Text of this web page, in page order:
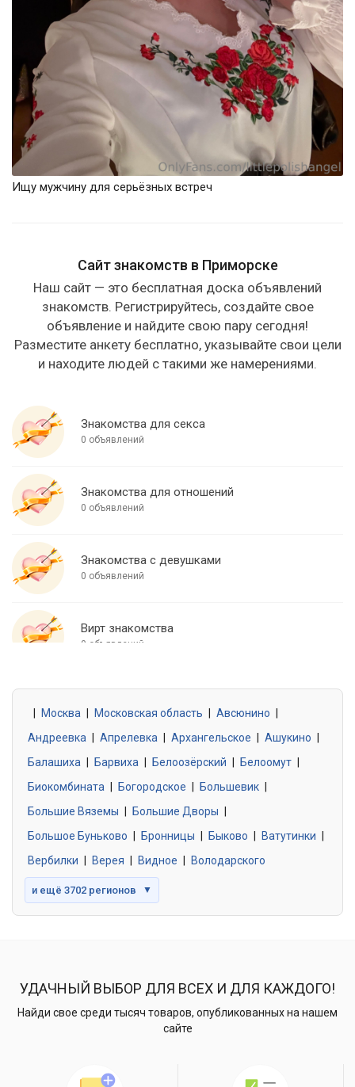
Ищу мужчину для серьёзных встреч
Сайт знакомств в Приморске
Наш сайт — это бесплатная доска объявлений
знакомств. Регистрируйтесь, создайте свое
объявление и найдите свою пару сегодня!
Разместите анкету бесплатно, указывайте свои цели
и находите людей с такими же намерениями.
Знакомства для секса
0 объявлений
Знакомства для отношений
0 объявлений
Знакомства с девушками
0 объявлений
Вирт знакомства
0 объявлений
0 объявлений
Знакомства без обязательств
0 объявлений
Москва Московская область Авсюнино
Андреевка
Апрелевка Архангельское Ашукино
Балашиха
Барвиха Белоозёрский Белоомут
Биокомбината
Богородское Большевик
Большие Вяземы
Большие Дворы
Большое Буньково
Бронницы Быково Ватутинки
Вербилки
Верея Видное Володарского
и ещё 3702 регионов ▼
УДАЧНЫЙ ВЫБОР ДЛЯ ВСЕХ И ДЛЯ КАЖДОГО!
Найди свое среди тысяч товаров, опубликованных на нашем
сайте